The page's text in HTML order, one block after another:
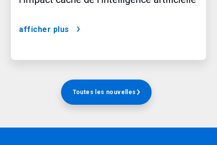
afficher plus
Toutes les nouvelles